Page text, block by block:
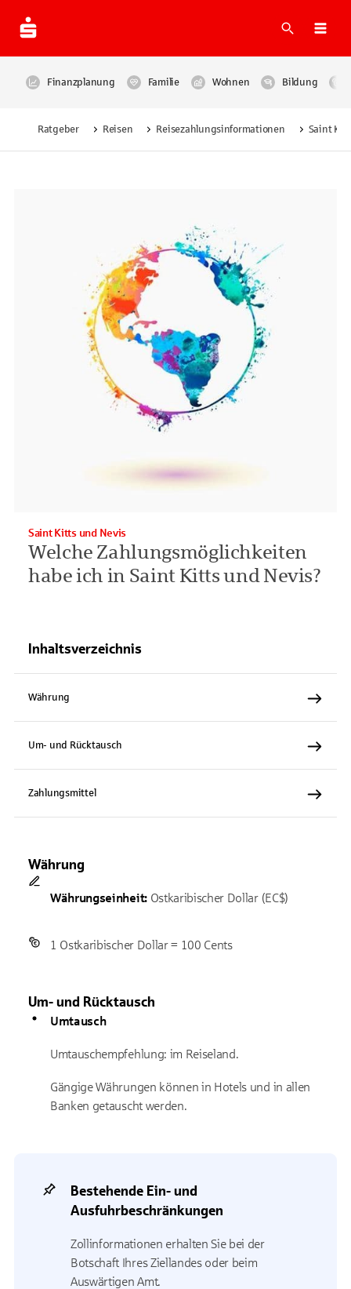
Suche
Finanzplanung Familie Wohnen Bildung
Ratgeber Reisen Reisezahlungsinformationen Saint
Welche Zahlungsmöglichkeiten
habe ich in Saint Kitts und Nevis?
Saint Kitts und Nevis
Inhaltsverzeichnis
Währung
Um- und Rücktausch
Zahlungsmittel
Währung
Währungseinheit:Ostkaribischer Dollar (EC$)
1 Ostkaribischer Dollar = 100 Cents
Um- und Rücktausch
Umtausch
Umtauschempfehlung: im Reiseland.
Gängige Währungen können in Hotels und in allen
Banken getauscht werden.
Bestehende Ein- und
Ausfuhrbeschränkungen
Zollinformationen erhalten Sie bei der
Botschaft Ihres Ziellandes oder beim
Auswärtigen Amt.